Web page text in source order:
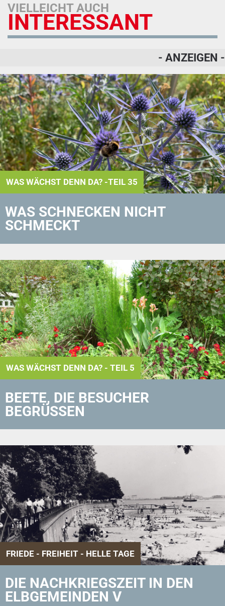
VIELLEICHT AUCH
INTERESSANT
- ANZEIGEN -
WAS WÄCHST DENN DA? -TEIL 35
WAS SCHNECKEN NICHT
SCHMECKT
WAS WÄCHST DENN DA? - TEIL 5
BEETE, DIE BESUCHER
BEGRÜSSEN
FRIEDE - FREIHEIT - HELLE TAGE
DIE NACHKRIEGSZEIT IN DEN
ELBGEMEINDEN V